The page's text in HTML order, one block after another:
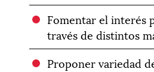
Fomentar el interés
través de distintos
Proponer variedad